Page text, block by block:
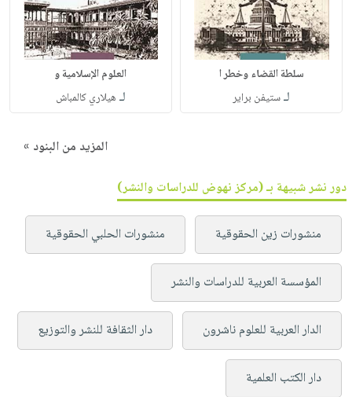
سلطة القضاء وخطر ا
لـستيفن براير
العلوم الإسلامية و
لـ هيلاري كالمباش
المزيد من البنود »
دور نشر شبيهة بـ (مركز نهوض للدراسات والنشر)
منشورات زين الحقوقية منشورات الحلبي الحقوقية
المؤسسة العربية للدراسات والنشر
الدار العربية للعلوم ناشرون دار الثقافة للنشر والتوزيع
دار الكتب العلمية